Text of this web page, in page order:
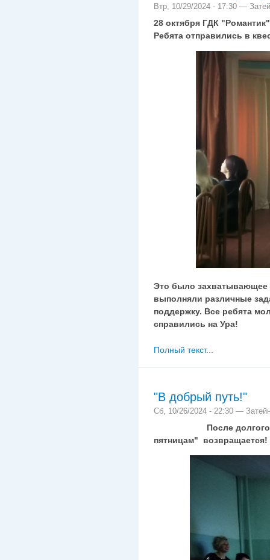
Втр, 10/29/2024 - 17:30 —
28 октября ГДК
Ребята отправились в
Это было захватывающее
выполняли различные
поддержку. Все ребята
справились на Ура!
Полный текст...
"В добрый путь!"
Сб, 10/26/2024 - 22:30 —
После долгого
пятницам" возвращается!